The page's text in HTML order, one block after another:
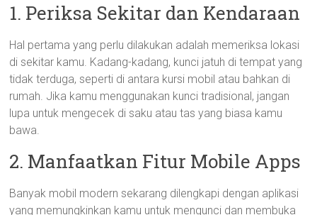
1. Periksa Sekitar dan Kendaraan
Hal pertama yang perlu dilakukan adalah memeriksa lokasi
di sekitar kamu. Kadang-kadang, kunci jatuh di tempat yang
tidak terduga, seperti di antara kursi mobil atau bahkan di
rumah. Jika kamu menggunakan kunci tradisional, jangan
lupa untuk mengecek di saku atau tas yang biasa kamu
bawa.
2. Manfaatkan Fitur Mobile Apps
Banyak mobil modern sekarang dilengkapi dengan aplikasi
yang memungkinkan kamu untuk mengunci dan membuka